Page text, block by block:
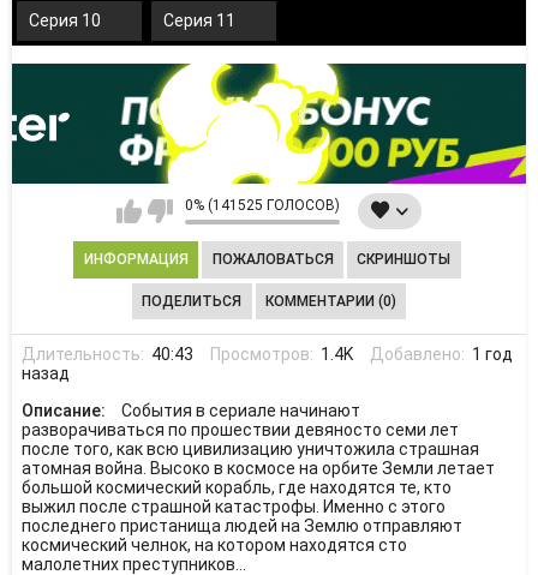
Серия 10 Серия 11
0% (141525 ГОЛОСОВ)
ИНФОРМАЦИЯ ПОЖАЛОВАТЬСЯ СКРИНШОТЫ
ПОДЕЛИТЬСЯ КОММЕНТАРИИ (0)
Длительность: 40:43 Просмотров: 1.4K Добавлено: 1 год
назад
Описание:
События в сериале начинают
разворачиваться по прошествии девяносто семи лет
после того, как всю цивилизацию уничтожила страшная
атомная война. Высоко в космосе на орбите Земли летает
большой космический корабль, где находятся те, кто
выжил после страшной катастрофы. Именно с этого
последнего пристанища людей на Землю отправляют
космический челнок, на котором находятся сто
малолетних преступников...